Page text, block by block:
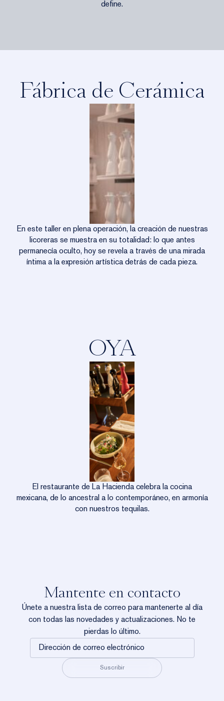
define.
Fábrica de Cerámica
En este taller en plena operación, la creación de nuestras
licoreras se muestra en su totalidad: lo que antes
permanecía oculto, hoy se revela a través de una mirada
íntima a la expresión artística detrás de cada pieza.
OYA
El restaurante de La Hacienda celebra la cocina
mexicana, de lo ancestral a lo contemporáneo, en armonía
con nuestros tequilas.
Boutique
La Boutique de La Hacienda reúne el universo de Clase
Azul México, con piezas icónicas, ediciones limitadas y
creaciones exclusivas en un entorno cuidadosamente
curado.
Mantente en contacto
Únete a nuestra lista de correo para mantenerte al día
con todas las novedades y actualizaciones. No te
pierdas lo último.
Dirección
de
Suscribir